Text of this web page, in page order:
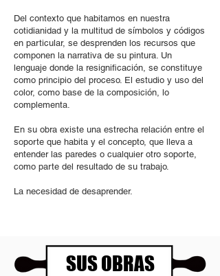
Del contexto que habitamos en nuestra
cotidianidad y la multitud de símbolos y códigos
en particular, se desprenden los recursos que
componen la narrativa de su pintura. Un
lenguaje donde la resignificación, se constituye
como principio del proceso. El estudio y uso del
color, como base de la composición, lo
complementa.
En su obra existe una estrecha relación entre el
soporte que habita y el concepto, que lleva a
entender las paredes o cualquier otro soporte,
como parte del resultado de su trabajo.
La necesidad de desaprender.
SUS OBRAS